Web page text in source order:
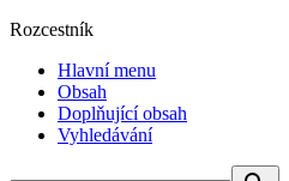
Rozcestník
Hlavní menu
Obsah
Doplňující obsah
Vyhledávání